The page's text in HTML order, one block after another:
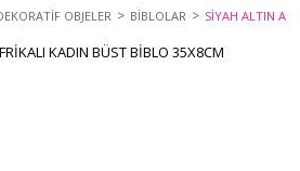
OBJELER BİBLOLAR SİYAH ALTIN